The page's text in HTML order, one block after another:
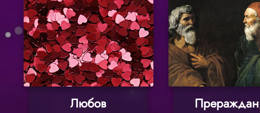
Любов